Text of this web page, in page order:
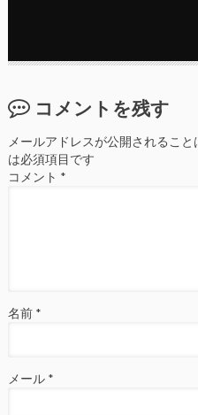
コメントを残す
メールアドレスが公開されること
は必須項目です
コメント *
名前 *
メール *